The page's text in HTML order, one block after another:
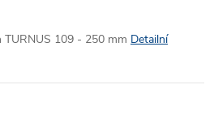
TURNUS 109 - 250 mm Detailní